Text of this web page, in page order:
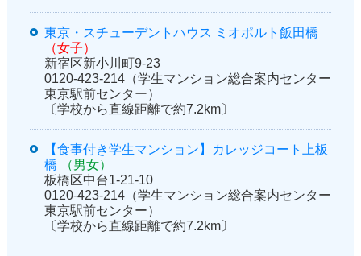
東京・スチューデントハウス ミオポルト飯田橋
（女子）
新宿区新小川町9-23
0120-423-214（学生マンション総合案内センター
東京駅前センター）
〔学校から直線距離で約7.2km〕
【食事付き学生マンション】カレッジコート上板
橋
（男女）
板橋区中台1-21-10
0120-423-214（学生マンション総合案内センター
東京駅前センター）
〔学校から直線距離で約7.2km〕